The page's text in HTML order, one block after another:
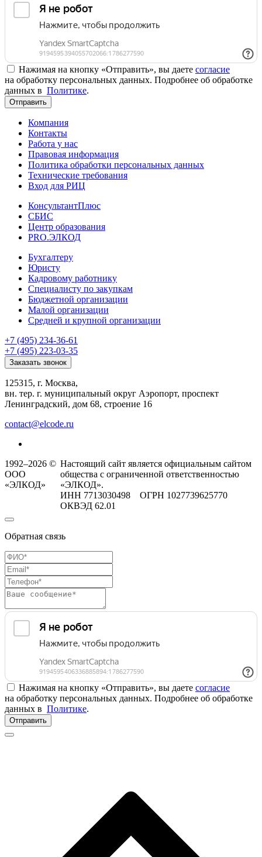
Нажимая на кнопку «Отправить», вы даете согласие
на обработку персональных данных. Подробнее об обработке
данных в Политике.
Отправить
Компания
Контакты
Работа у нас
Правовая информация
Политика обработки персональных данных
Технические требования
Вход для РИЦ
КонсультантПлюс
СБИС
Центр образования
PRO.ЭЛКОД
Бухгалтеру
Юристу
Кадровому работнику
Специалисту по закупкам
Бюджетной организации
Малой организации
Средней и крупной организации
+7 (495) 234-36-61
+7 (495) 223-03-35
Заказать звонок
125315, г. Москва,
вн. тер. г. муниципальный округ Аэропорт, проспект
Ленинградский, дом 68, строение 16
contact@elcode.ru
1992–2026 ©
ООО
«ЭЛКОД»
Настоящий сайт является официальным сайтом
общества с ограниченной ответственностью
«ЭЛКОД».
ИНН 7713030498 ОГРН 1027739625770
ОКВЭД 62.01
Обратная связь
Нажимая на кнопку «Отправить», вы даете согласие
на обработку персональных данных. Подробнее об обработке
данных в Политике.
Отправить